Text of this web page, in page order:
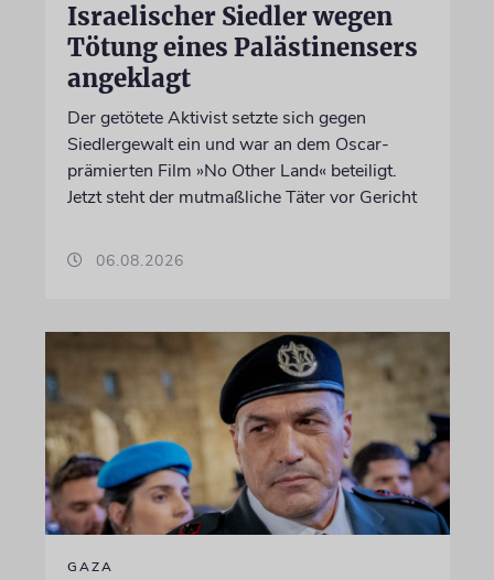
Israelischer Siedler wegen
Tötung eines Palästinensers
angeklagt
Der getötete Aktivist setzte sich gegen
Siedlergewalt ein und war an dem Oscar-
prämierten Film »No Other Land« beteiligt.
Jetzt steht der mutmaßliche Täter vor Gericht
06.08.2026
GAZA